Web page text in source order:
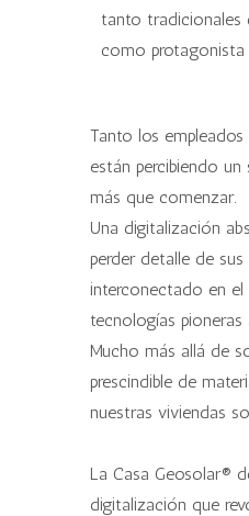
tanto tradicionales
como
Tanto los
están percibiendo
más que comenzar.
Una digitalización
perder detalle de
interconectado en
tecnologías
Mucho más allá de
prescindible de
nuestras viviendas
La Casa Geosolar®
digitalización que